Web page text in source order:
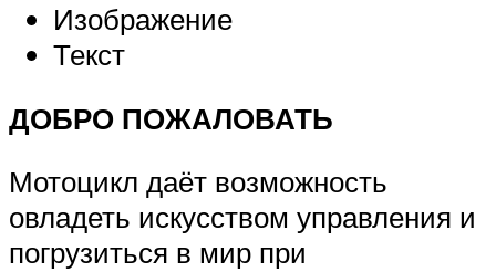
Изображение
Текст
ДОБРО ПОЖАЛОВАТЬ
Мотоцикл даёт возможность
овладеть искусством управления и
погрузиться в мир при